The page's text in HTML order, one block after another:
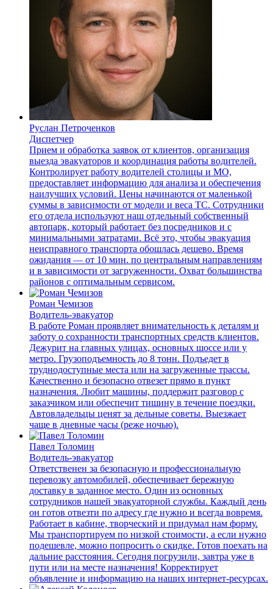
Руслан Петроченков
Диспетчер
Прием и обработка заявок от клиентов, организация
выезда эвакуаторов и координация работы водителей.
Контролирует работу водителей столицы и МО,
предоставляет информацию для анализа и обеспечения
наилучших условий. Цены начинаются от маленькой
суммы в зависимости от модели и веса ТС. Сотрудники
его отдела используют наш отдельный собственный
автопарк, который работает без посредников и с
минимальными затратами. Всё это, чтобы эвакуация
неисправного транспорта обошлась дешево. Время
ожидания — от 10 мин. по центральным направлениям
и в зависимости от загруженности. Охват большинства
районов с оптимальным сервисом.
Роман Чемизов
Водитель-эвакуатор
В работе Роман проявляет внимательность к деталям и
заботу о сохранности транспортных средств клиентов.
Дежурит на главных улицах, основных шоссе или у
метро. Грузоподъемность до 8 тонн. Подъедет в
труднодоступные места или на загруженные трассы.
Качественно и безопасно отвезет прямо в пункт
назначения. Любит машины, поддержит разговор с
заказчиком или обеспечит тишину в течение поездки.
Автовладельцы ценят за дельные советы. Выезжает
чаще в дневные часы (реже ночью).
Павел Толомин
Водитель-эвакуатор
Ответственен за безопасную и профессиональную
перевозку автомобилей, обеспечивает бережную
доставку в заданное место. Один из основных
сотрудников нашей эвакуаторной службы. Каждый день
он готов отвезти по адресу где нужно и всегда вовремя.
Работает в кабине, творческий и придумал нам форму.
Мы транспортируем по низкой стоимости, а если нужно
подешевле, можно попросить о скидке. Готов поехать на
дальние расстояния. Сегодня погрузили, завтра уже в
пути или на месте назначения! Корректирует
объявление и информацию на наших интернет-ресурсах.